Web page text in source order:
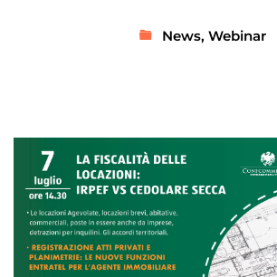
News, Webinar